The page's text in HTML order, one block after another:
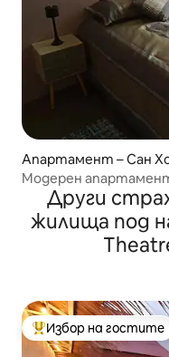
Апартамент – Сан
Модерен
Ескаланте
Други
жилища под
Най-популярен
Избор на гостите